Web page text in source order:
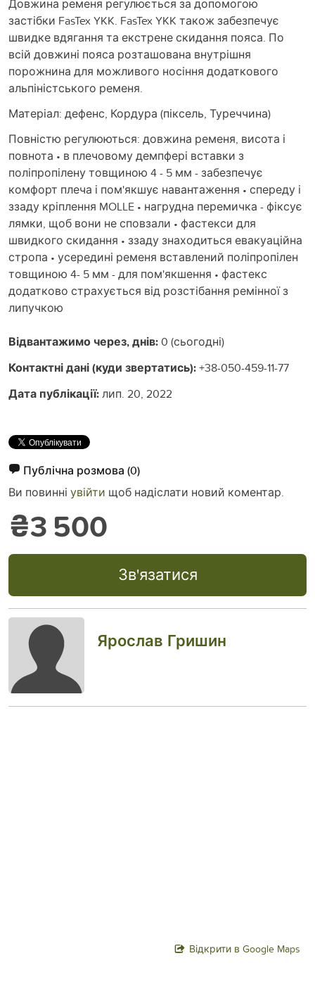
Довжина ременя регулюється за допомогою
застібки FasTex YKK. FasTex YKK також забезпечує
швидке вдягання та екстрене скидання пояса. По
всій довжині пояса розташована внутрішня
порожнина для можливого носіння додаткового
альпіністського ременя.
Матеріал: дефенс, Кордура (піксель, Туреччина)
Повністю регулюються: довжина ременя, висота і
повнота • в плечовому демпфері вставки з
поліпропілену товщиною 4 - 5 мм - забезпечує
комфорт плеча і пом'якшує навантаження • спереду і
ззаду кріплення MOLLE • нагрудна перемичка - фіксує
лямки, щоб вони не сповзали • фастекси для
швидкого скидання • ззаду знаходиться евакуаційна
стропа • усередині ременя вставлений поліпропілен
товщиною 4- 5 мм - для пом'якшення • фастекс
додатково страхується від розстібання ремінної з
липучкою
Відвантажимо через, днів:0 (сьогодні)
Контактні дані (куди звертатись):+38-050-459-11-77
Дата публікації:лип. 20, 2022
Публічна розмова (0)
Ви повинні увійти щоб надіслати новий коментар.
₴3 500
Зв'язатися
Ярослав Гришин
Відкрити в Google Maps